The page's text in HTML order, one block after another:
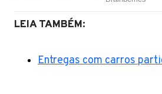
LEIA TAMBÉM:
Entregas com carros